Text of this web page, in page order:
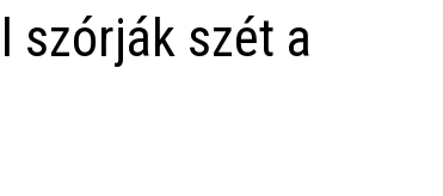
szórják szét a